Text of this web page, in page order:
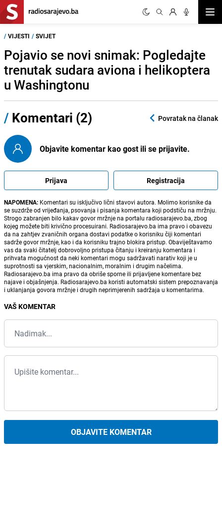
/ VIJESTI / SVIJET
Pojavio se novi snimak: Pogledajte
trenutak sudara aviona i helikoptera
u Washingtonu
/ Komentari (2) Povratak na članak
Objavite komentar kao gost ili se prijavite.
Prijava Registracija
NAPOMENA: Komentari su isključivo lični stavovi autora. Molimo korisnike da
se suzdrže od vrijeđanja, psovanja i pisanja komentara koji podstiču na mržnju.
Strogo zabranjen bilo kakav govor mržnje na portalu radiosarajevo.ba, zbog
kojeg možete biti krivično procesuirani. Radiosarajevo.ba ima pravo i obavezu
da na zahtjev zvaničnih organa dostavi podatke o korisniku čiji komentari
sadrže govor mržnje, kao i da korisniku trajno blokira pristup. Obaviještavamo
vas da svaki čitatelj dobrovoljno pristupa čitanju i kreiranju komentara i
prihvata mogućnost da neki komentari mogu sadržavati narativ koji je u
suprotnosti sa vjerskim, nacionalnim, moralnim i drugim načelima.
Radiosarajevo.ba ima pravo da obriše sporne ili prijavljene komentare bez
najave i objašnjenja. Radiosarajevo.ba koristi automatski sistem prepoznavanja
i uklanjanja govora mržnje i drugih neprimjerenih sadržaja u komentarima.
VAŠ KOMENTAR
OBJAVITE KOMENTAR